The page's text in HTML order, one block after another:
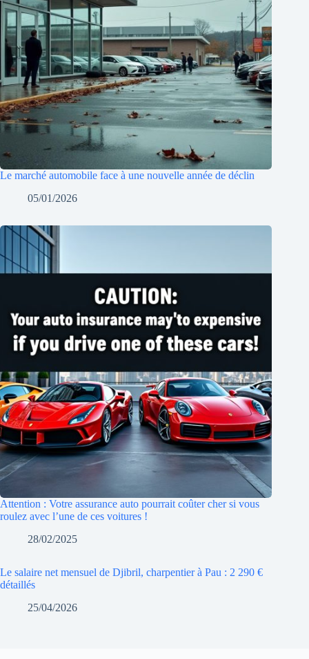
Le marché automobile face à une nouvelle année de déclin
05/01/2026
Attention : Votre assurance auto pourrait coûter cher si vous
roulez avec l’une de ces voitures !
28/02/2025
Le salaire net mensuel de Djibril, charpentier à Pau : 2 290 €
détaillés
25/04/2026